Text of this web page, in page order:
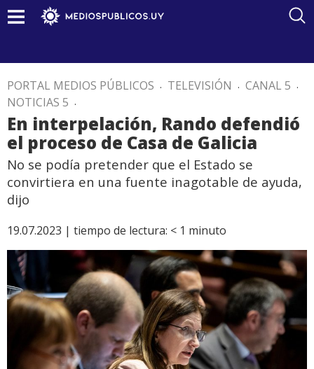
PORTAL MEDIOS PÚBLICOS . TELEVISIÓN . CANAL 5 .
NOTICIAS 5 .
En interpelación, Rando defendió
el proceso de Casa de Galicia
No se podía pretender que el Estado se
convirtiera en una fuente inagotable de ayuda,
dijo
19.07.2023 | tiempo de lectura: < 1 minuto